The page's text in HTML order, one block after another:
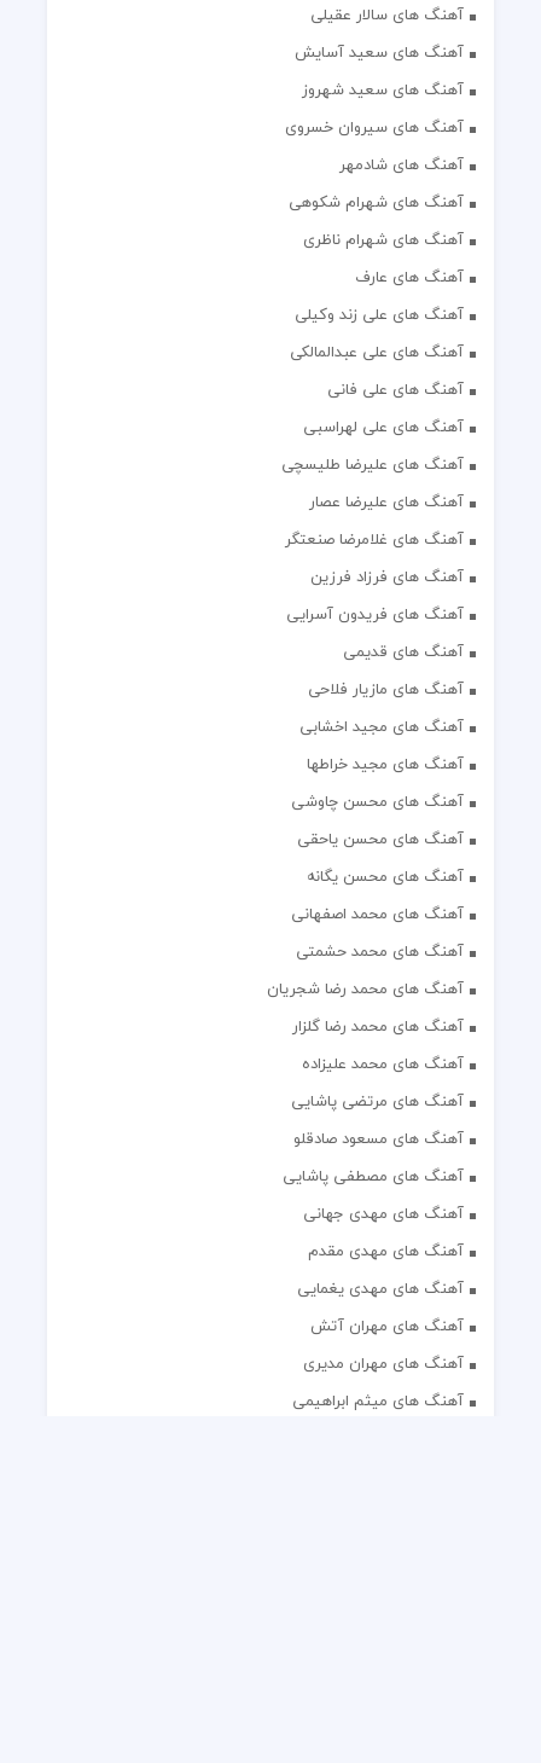
آهنگ های سالار عقیلی
آهنگ های سعید آسایش
آهنگ های سعید شهروز
آهنگ های سیروان خسروی
آهنگ های شادمهر
آهنگ های شهرام شکوهی
آهنگ های شهرام ناظری
آهنگ های عارف
آهنگ های علی زند وکیلی
آهنگ های علی عبدالمالکی
آهنگ های علی فانی
آهنگ های علی لهراسبی
آهنگ های علیرضا طلیسچی
آهنگ های علیرضا عصار
آهنگ های غلامرضا صنعتگر
آهنگ های فرزاد فرزین
آهنگ های فریدون آسرایی
آهنگ های قدیمی
آهنگ های مازیار فلاحی
آهنگ های مجید اخشابی
آهنگ های مجید خراطها
آهنگ های محسن چاوشی
آهنگ های محسن یاحقی
آهنگ های محسن یگانه
آهنگ های محمد اصفهانی
آهنگ های محمد حشمتی
آهنگ های محمد رضا شجریان
آهنگ های محمد رضا گلزار
آهنگ های محمد علیزاده
آهنگ های مرتضی پاشایی
آهنگ های مسعود صادقلو
آهنگ های مصطفی پاشایی
آهنگ های مهدی جهانی
آهنگ های مهدی مقدم
آهنگ های مهدی یغمایی
آهنگ های مهران آتش
آهنگ های مهران مدیری
آهنگ های میثم ابراهیمی